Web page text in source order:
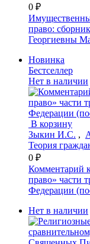
0 ₽
право:
Георгиевны
Новинка
Бестселлер
Нет в наличии
В корзину
Зыкин И.С. ,
Теория
0 ₽
Комментарий
право» части
Федерации
Нет в наличии